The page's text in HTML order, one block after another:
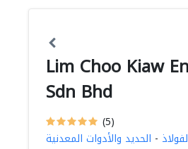
Lim Choo Kiaw
Sdn Bhd
(5)
- الحديد والأدوات المعدنية